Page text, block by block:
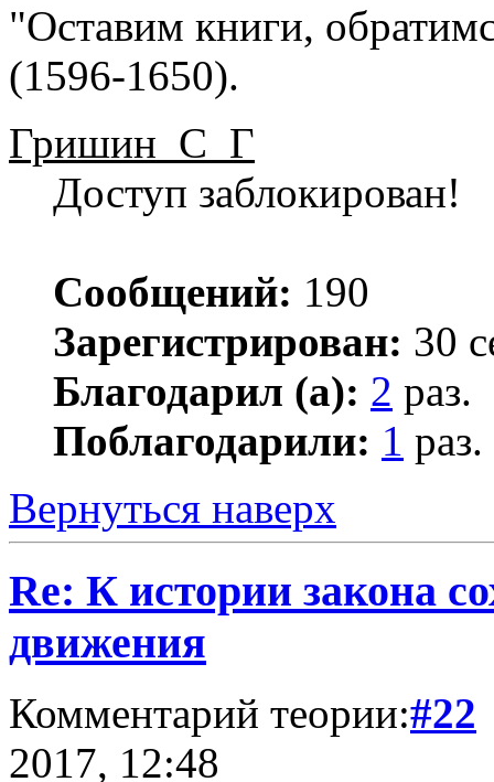
"Оставим книги,
(1596-1650).
Гришин_С_Г
Доступ заблокирован!
Сообщений: 190
Зарегистрирован: 30
Благодарил (а): 2 раз.
Поблагодарили: 1 раз.
Вернуться наверх
Re: К истории закона
движения
Комментарий теории:#22
2017, 12:48